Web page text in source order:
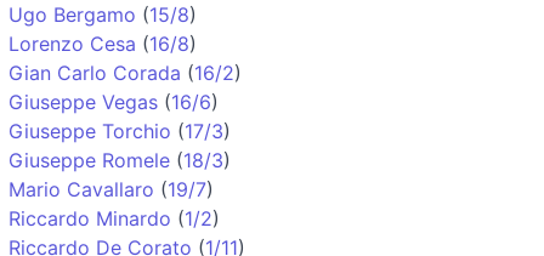
Ugo Bergamo (15/8)
Lorenzo Cesa (16/8)
Gian Carlo Corada (16/2)
Giuseppe Vegas (16/6)
Giuseppe Torchio (17/3)
Giuseppe Romele (18/3)
Mario Cavallaro (19/7)
Riccardo Minardo (1/2)
Riccardo De Corato (1/11)